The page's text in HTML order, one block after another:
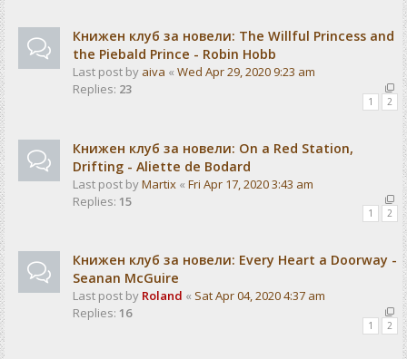
Книжен клуб за новели: The Willful Princess and
the Piebald Prince - Robin Hobb
Last post by aiva « Wed Apr 29, 2020 9:23 am
Replies: 23
1 2
Книжен клуб за новели: On a Red Station,
Drifting - Aliette de Bodard
Last post byMartix « Fri Apr 17, 2020 3:43 am
Replies: 15
1 2
Книжен клуб за новели: Every Heart a Doorway -
Seanan McGuire
Last post by Roland « Sat Apr 04, 2020 4:37 am
Replies: 16
1 2